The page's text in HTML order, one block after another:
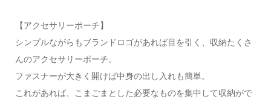
【アクセサリーポーチ】
シンプルながらもブランドロゴがあれば目を引く、収納たくさ
んのアクセサリーポーチ。
ファスナーが大きく開けば中身の出し入れも簡単。
これがあれば、こまごまとした必要なものを集中して収納がで